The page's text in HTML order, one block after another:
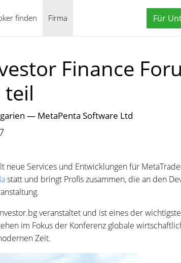
finden Firma Für
Finance
— MetaPenta Software Ltd
Services und Entwicklungen für
statt und bringt Profis zusammen, die an den
veranstaltet und ist eines der
im Fokus der Konferenz globale
Zeit.